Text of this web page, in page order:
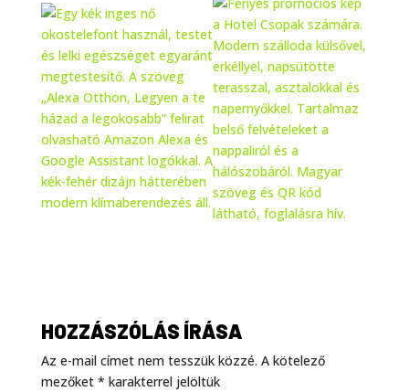
HOZZÁSZÓLÁS ÍRÁSA
Az e-mail címet nem tesszük közzé. A kötelező
mezőket * karakterrel jelöltük